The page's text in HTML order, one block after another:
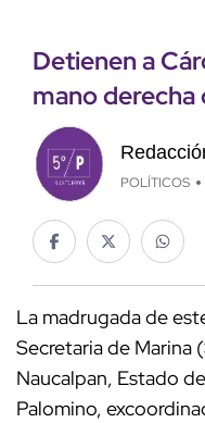
Detienen a
mano derecha
POLÍTICOS
La madrugada de
Secretaria de Marina
Naucalpan, Estado
Palomino,